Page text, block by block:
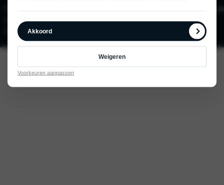
Akkoord
Weigeren
Voorkeuren aanpassen
PowerKraut
& Service
ons
Werkplaatsafspraak